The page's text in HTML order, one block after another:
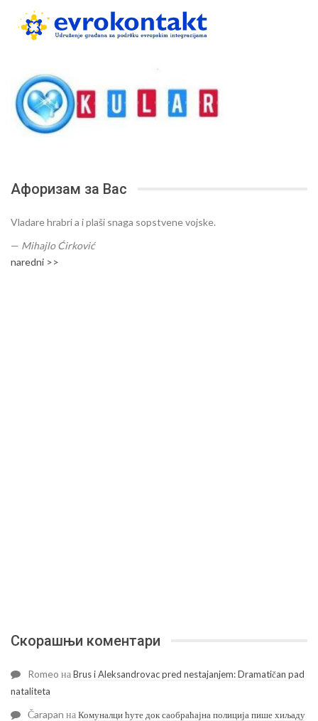
Афоризам за Вас
Vladare hrabri a i plaši snaga sopstvene vojske.
— Mihajlo Ćirković
naredni >>
Скорашњи коментари
Romeo наBrus i Aleksandrovac pred nestajanjem: Dramatičan pad
nataliteta
Čarapan наКомуналци ћуте док саобраћајна полиција пише хиљаду